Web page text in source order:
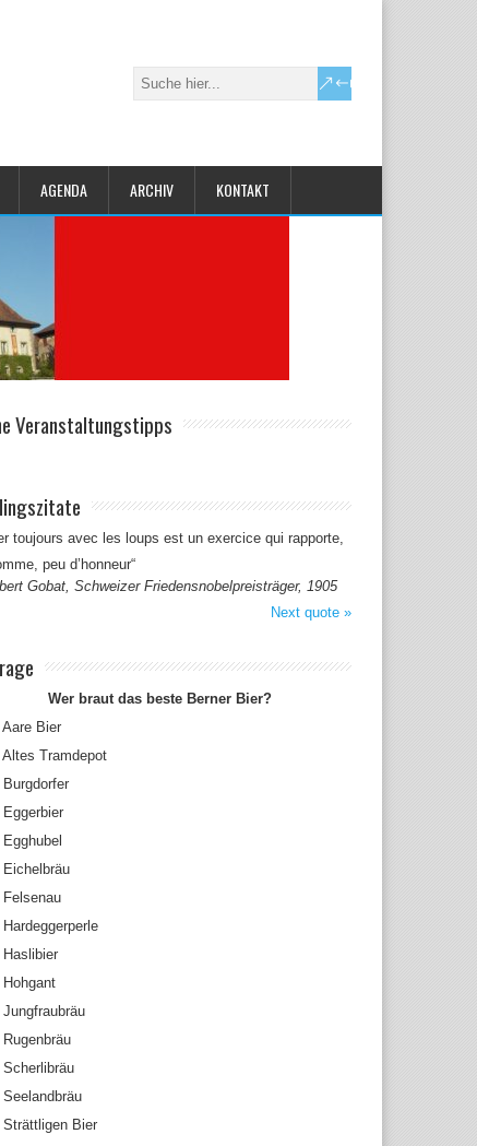
AGENDA ARCHIV KONTAKT
Veranstaltungstipps
toujours avec les loups est un exercice qui rapporte,
peu d’honneur“
Gobat, Schweizer Friedensnobelpreisträger, 1905
Next quote »
Wer braut das beste Berner Bier?
Aare Bier
Altes Tramdepot
Burgdorfer
Eggerbier
Egghubel
Eichelbräu
Felsenau
Hardeggerperle
Haslibier
Hohgant
Jungfraubräu
Rugenbräu
Scherlibräu
Seelandbräu
Strättligen Bier